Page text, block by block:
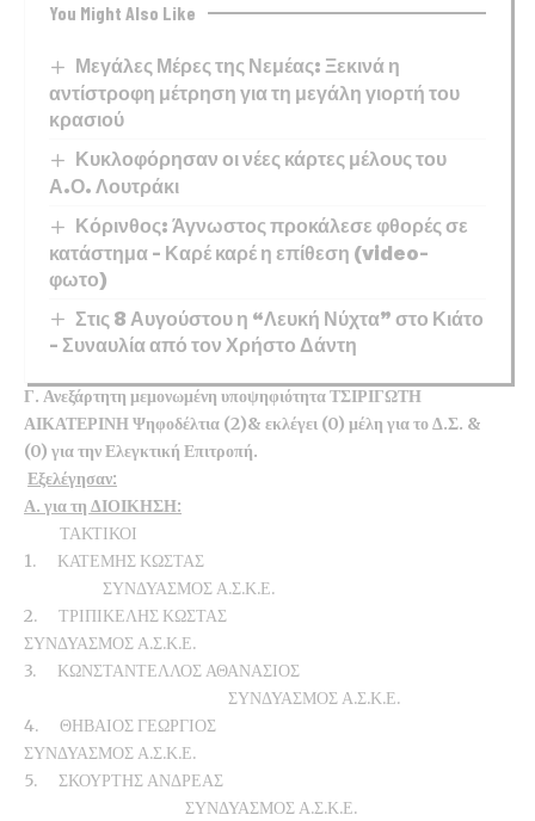
You Might Also Like
Μεγάλες Μέρες της Νεμέας: Ξεκινά η
αντίστροφη μέτρηση για τη μεγάλη γιορτή του
κρασιού
Κυκλοφόρησαν οι νέες κάρτες μέλους του
Α.Ο. Λουτράκι
Κόρινθος: Άγνωστος προκάλεσε φθορές σε
κατάστημα – Καρέ καρέ η επίθεση (video-
φωτο)
Στις 8 Αυγούστου η “Λευκή Νύχτα” στο Κιάτο
– Συναυλία από τον Χρήστο Δάντη
Γ. Ανεξάρτητη μεμονωμένη υποψηφιότητα ΤΣΙΡΙΓΩΤΗ
ΑΙΚΑΤΕΡΙΝΗ Ψηφοδέλτια (2)& εκλέγει (0) μέλη για το Δ.Σ. &
(0) για την Ελεγκτική Επιτροπή.
Εξελέγησαν:
Α. για τη ΔΙΟΙΚΗΣΗ:
ΤΑΚΤΙΚΟΙ
1. ΚΑΤΕΜΗΣ ΚΩΣΤΑΣ
ΣΥΝΔΥΑΣΜΟΣ Α.Σ.Κ.Ε.
2. ΤΡΙΠΙΚΕΛΗΣ ΚΩΣΤΑΣ
ΣΥΝΔΥΑΣΜΟΣ Α.Σ.Κ.Ε.
3. ΚΩΝΣΤΑΝΤΕΛΛΟΣ ΑΘΑΝΑΣΙΟΣ
ΣΥΝΔΥΑΣΜΟΣ Α.Σ.Κ.Ε.
4. ΘΗΒΑΙΟΣ ΓΕΩΡΓΙΟΣ
ΣΥΝΔΥΑΣΜΟΣ Α.Σ.Κ.Ε.
5. ΣΚΟΥΡΤΗΣ ΑΝΔΡΕΑΣ
ΣΥΝΔΥΑΣΜΟΣ Α.Σ.Κ.Ε.